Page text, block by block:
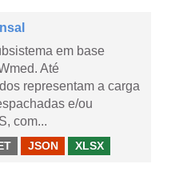
em base
Até
representam a carga
e/ou
com...
JSON XLSX